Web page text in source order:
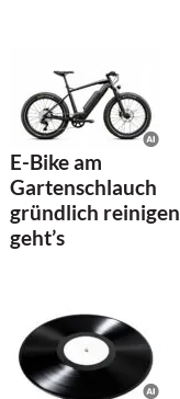
E-Bike am
Gartenschlauch
gründlich
geht’s